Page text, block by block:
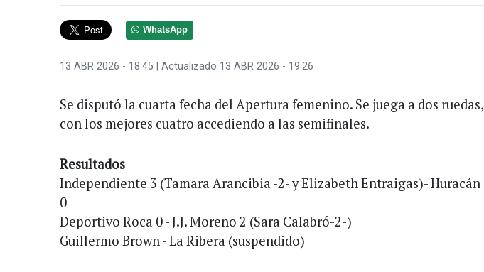
WhatsApp
13 ABR 2026 - 18:45 | Actualizado 13 ABR 2026 - 19:26
Se disputó la cuarta fecha del Apertura femenino. Se juega a dos ruedas,
con los mejores cuatro accediendo a las semifinales.
Resultados
Independiente 3 (Tamara Arancibia -2- y Elizabeth Entraigas)- Huracán
0
Deportivo Roca 0 - J.J. Moreno 2 (Sara Calabró-2-)
Guillermo Brown - La Ribera (suspendido)